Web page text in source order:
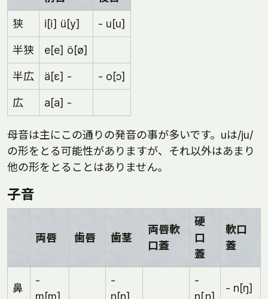
狭 i[i] ü[y] - u[u]
半狭 e[e] ö[ø]
半広 ä[ɛ] - - o[ɔ]
広 a[a] -
母音は主にこの通りの発音の事が多いです。uは/ju/
の形をとる可能性がありますが、それ以外はあまり
他の形をとることはありません。
子音
両唇 歯唇 歯茎
両唇軟
口蓋
硬
口
蓋
軟口
蓋
鼻
-
m[m]
-
n[n]
-
n[ɲ]
- n[ŋ]